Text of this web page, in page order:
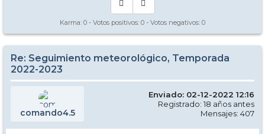
Karma: 0 - Votos positivos: 0 - Votos negativos: 0
Re: Seguimiento meteorológico, Temporada
2022-2023
comando4.5
Enviado: 02-12-2022 12:16
Registrado: 18 años antes
Mensajes: 407